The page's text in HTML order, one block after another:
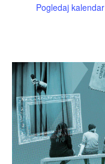
Pogledaj kalendar